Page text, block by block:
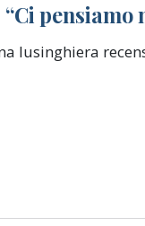
lusinghiera